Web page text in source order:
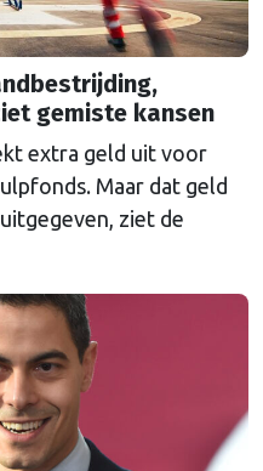
gemiste kansen
extra geld uit voor
Maar dat geld
ziet de